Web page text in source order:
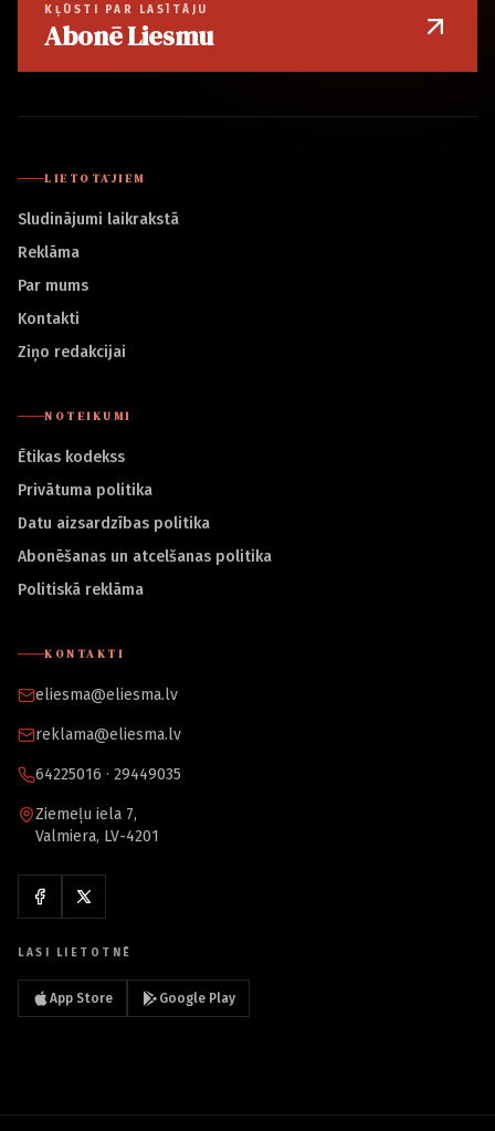
KĻŪSTI PAR LASĪTĀJU
Abonē Liesmu
LIETOTĀJIEM
Sludinājumi laikrakstā
Reklāma
Par mums
Kontakti
Ziņo redakcijai
NOTEIKUMI
Ētikas kodekss
Privātuma politika
Datu aizsardzības politika
Abonēšanas un atcelšanas politika
Politiskā reklāma
KONTAKTI
eliesma@eliesma.lv
reklama@eliesma.lv
64225016 · 29449035
Ziemeļu iela 7,
Valmiera, LV-4201
LASI LIETOTNĒ
App Store Google Play